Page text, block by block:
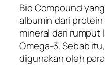
Bio Compound
albumin dari
mineral dari rumput
Omega-3. Sebab
digunakan oleh